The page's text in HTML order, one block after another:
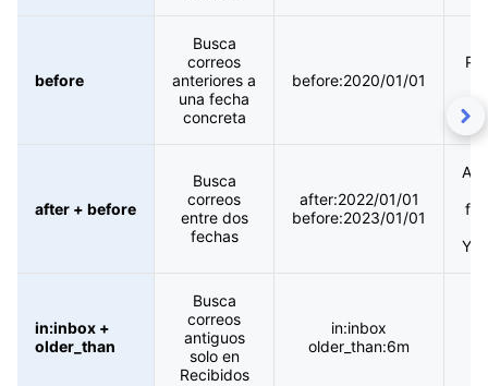
before
Busca
correos
anteriores a
una fecha
concreta
before:2020/01/01
after + before
Busca
correos
entre dos
fechas
after:2022/01/01
before:2023/01/01
in:inbox +
older_than
Busca
correos
antiguos
solo en
Recibidos
in:inbox
older_than:6m